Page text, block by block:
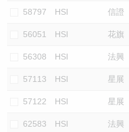
58797 HSI 信證
56051 HSI 花旗
56308 HSI 法興
57113 HSI 星展
57122 HSI 星展
62583 HSI 法興